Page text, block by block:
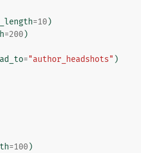
=10)
=200)
="author_headshots" )
=100)